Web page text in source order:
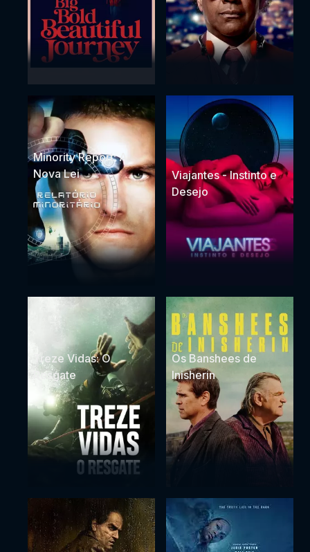
Minority Report: A
Nova Lei
Viajantes - Instinto e
Desejo
Treze Vidas: O
Resgate
Os Banshees de
Inisherin